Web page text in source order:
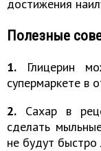
достижения
Полезные
1. Глицерин
супермаркете в
2. Сахар в
сделать
не будут быстро